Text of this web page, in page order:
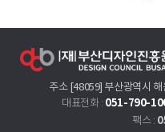
주소 [48059] 부산광역시
대표전화 : 051-790-
팩스 :